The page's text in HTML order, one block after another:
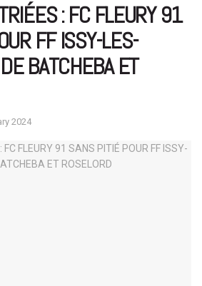
: FC FLEURY 91
FF ISSY-LES-
BATCHEBA ET
2024